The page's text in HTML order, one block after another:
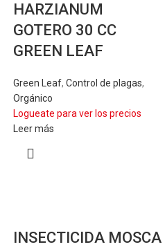
HARZIANUM
GOTERO 30 CC
GREEN LEAF
Green Leaf, Control de plagas,
Orgánico
Logueate para ver los precios
Leer más
INSECTICIDA MOSCA